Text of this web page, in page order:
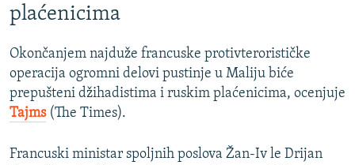
plaćenicima
Okončanjem najduže francuske protivterorističke
operacija ogromni delovi pustinje u Maliju biće
prepušteni džihadistima i ruskim plaćenicima, ocenjuje
Tajms(The Times).
Francuski ministar spoljnih poslova Žan-Iv le Drijan